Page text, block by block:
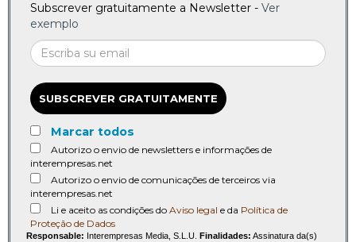
Subscrever gratuitamente a Newsletter - Ver
exemplo
SUBSCREVER GRATUITAMENTE
Marcar todos
Autorizo o envio de newsletters e informações de
interempresas.net
Autorizo o envio de comunicações de terceiros via
interempresas.net
Li e aceito as condições do Aviso legal e da Política de
Proteção de Dados
Responsable: Interempresas Media, S.L.U. Finalidades: Assinatura da(s)